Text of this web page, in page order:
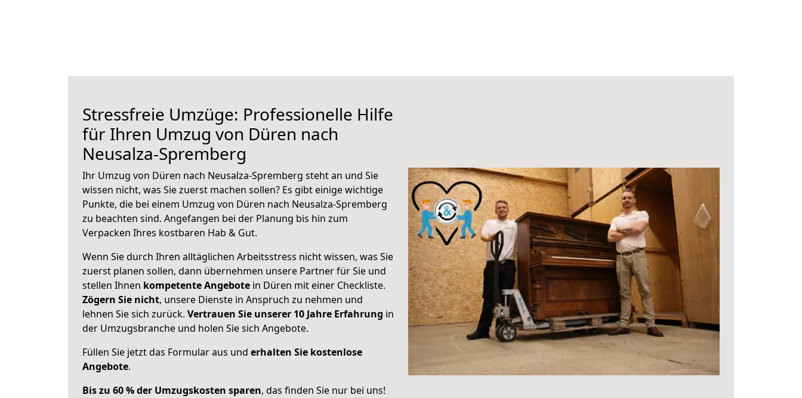
Stressfreie Umzüge: Professionelle Hilfe
für Ihren Umzug von Düren nach
Neusalza-Spremberg
Ihr Umzug von Düren nach Neusalza-Spremberg steht an und Sie
wissen nicht, was Sie zuerst machen sollen? Es gibt einige wichtige
Punkte, die bei einem Umzug von Düren nach Neusalza-Spremberg
zu beachten sind. Angefangen bei der Planung bis hin zum
Verpacken Ihres kostbaren Hab & Gut.
Wenn Sie durch Ihren alltäglichen Arbeitsstress nicht wissen, was Sie
zuerst planen sollen, dann übernehmen unsere Partner für Sie und
stellen Ihnen kompetente Angebote in Düren mit einer Checkliste.
Zögern Sie nicht, unsere Dienste in Anspruch zu nehmen und
lehnen Sie sich zurück. Vertrauen Sie unserer 10 Jahre Erfahrung in
der Umzugsbranche und holen Sie sich Angebote.
Füllen Sie jetzt das Formular aus und erhalten Sie kostenlose
Angebote.
Bis zu 60 % der Umzugskosten sparen, das finden Sie nur bei uns!